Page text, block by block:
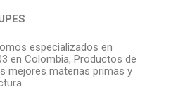
especializados en
en Colombia, Productos de
mejores materias primas y